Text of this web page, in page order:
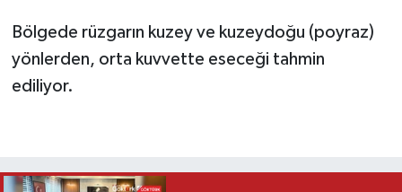
Bölgede rüzgarın kuzey ve kuzeydoğu (poyraz)
yönlerden, orta kuvvette eseceği tahmin
ediliyor.